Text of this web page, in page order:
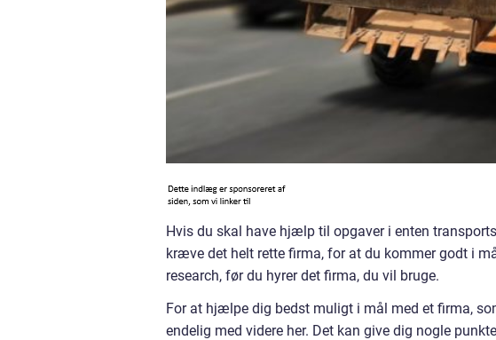
Hvis du skal have hjælp til opgaver i enten
kræve det helt rette firma, for at du kommer godt i
research, før du hyrer det firma, du vil bruge.
For at hjælpe dig bedst muligt i mål med et firma,
endelig med videre her. Det kan give dig nogle